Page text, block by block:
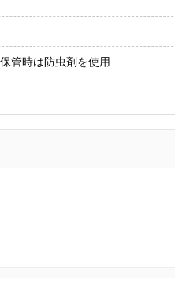
管時は防虫剤を使用